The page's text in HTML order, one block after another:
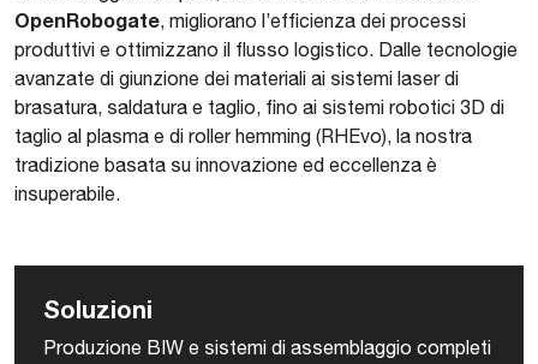
OpenRobogate, migliorano l’efficienza dei processi
produttivi e ottimizzano il flusso logistico. Dalle tecnologie
avanzate di giunzione dei materiali ai sistemi laser di
brasatura, saldatura e taglio, fino ai sistemi robotici 3D di
taglio al plasma e di roller hemming (RHEvo), la nostra
tradizione basata su innovazione ed eccellenza è
insuperabile.
Soluzioni
Produzione BIW e sistemi di assemblaggio completi